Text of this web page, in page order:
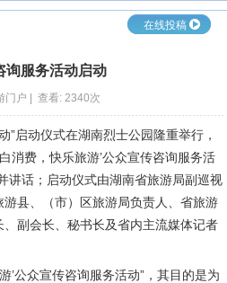
在线投稿
询服务活动启动
门户 | 查看: 2340次
”启动仪式在湖南烈士公园隆重举行，
消费，快乐旅游’公众宣传咨询服务活
讲话；启动仪式由湖南省旅游局副巡视
县、（市）区旅游局负责人、省旅游
副会长、秘书长及省内主流媒体记者
’公众宣传咨询服务活动”，其目的是为